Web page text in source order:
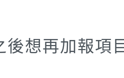
後想再加報項